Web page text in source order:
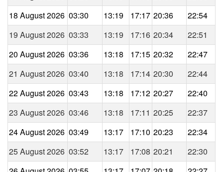
18 August 2026 03:30 13:19 17:17 20:36
22:54
19 August 2026 03:33 13:19 17:16 20:34
22:51
20 August 2026 03:36 13:18 17:15 20:32
22:47
21 August 2026 03:40 13:18 17:14 20:30
22:44
22 August 2026 03:43 13:18 17:12 20:27
22:40
23 August 2026 03:46 13:18 17:11 20:25
22:37
24 August 2026 03:49 13:17 17:10 20:23
22:34
25 August 2026 03:52 13:17 17:08 20:21
22:30